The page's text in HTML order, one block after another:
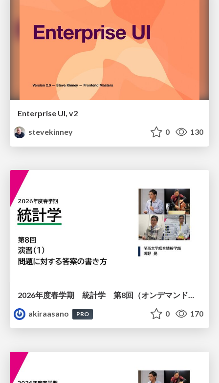
Enterprise UI, v2
stevekinney
0 130
2026年度春学期 統計学 第8回（オンデマンド配信回） 演習（１）・問題に対する答案の書き方 (2026. 5. 21)
akiraasano
PRO 0 170